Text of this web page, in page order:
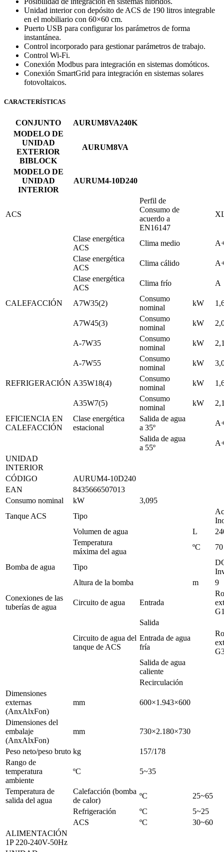
Unidad interior con depósito de ACS de 190 litros integrable
en el mobiliario con 60×60 cm.
Puerto USB para configurar los parámetros de forma
instantánea.
Control incorporado para gestionar parámetros de trabajo.
Control Wi-Fi.
Conexión Modbus para integración en sistemas domóticos.
Conexión SmartGrid para integración en sistemas solares
fotovoltaicos.
CARACTERÍSTICAS
CONJUNTO
AURUM8VA240K
MODELO DE
UNIDAD
EXTERIOR
BIBLOCK
AURUM8VA
MODELO DE
UNIDAD
INTERIOR
AURUM4-10D240
ACS
Perfil de
Consumo de
acuerdo a
EN16147
Clase energética
ACS
Clima medio
Clase energética
ACS
Clima cálido
Clase energética
ACS
Clima frío A
CALEFACCIÓN A7W35(2)
Consumo
nominal
kW
A7W45(3)
Consumo
nominal
kW
A-7W35
Consumo
nominal
kW
A-7W55
Consumo
nominal
kW
REFRIGERACIÓN A35W18(4)
Consumo
nominal
kW
A35W7(5)
Consumo
nominal
kW
EFICIENCIA EN
CALEFACCIÓN
Clase energética
estacional
Salida de agua
a 35º
Salida de agua
a 55º
UNIDAD
INTERIOR
CÓDIGO
AURUM4-10D240
EAN
8435666507013
Consumo nominal
kW
3,095
Tanque ACS
Tipo
Volumen de agua
L
Temperatura
máxima del agua
ºC 70
Bomba de agua Tipo
Altura de la bomba
m
9
Conexiones de las
tuberías de agua
Circuito de agua Entrada
Salida
Circuito de agua del
tanque de ACS
Entrada de agua
fría
Salida de agua
caliente
Recirculación
Dimensiones
externas
(AnxAlxFon)
mm 600×1.943×600
Dimensiones del
embalaje
(AnxAlxFon)
mm 730×2.180×730
Peso neto/peso bruto kg
157/178
Rango de
temperatura
ambiente
ºC 5~35
Temperatura de
salida del agua
Calefacción (bomba
de calor)
ºC
25~65
Refrigeración
ºC
5~25
ACS
ºC
30~60
ALIMENTACIÓN
1P 220-240V-50Hz